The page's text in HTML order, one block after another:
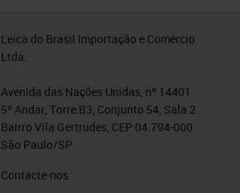
Leica do Brasil Importação e Comércio
Ltda.
Avenida das Nações Unidas, nº 14401
5º Andar, Torre B3, Conjunto 54, Sala 2
Bairro Vila Gertrudes, CEP 04.794-000
São Paulo/SP
Contacte-nos